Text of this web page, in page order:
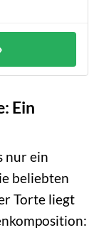
Ein
nur ein
beliebten
Torte liegt